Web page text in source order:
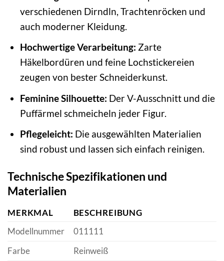
verschiedenen Dirndln, Trachtenröcken und
auch moderner Kleidung.
Hochwertige Verarbeitung: Zarte
Häkelbordüren und feine Lochstickereien
zeugen von bester Schneiderkunst.
Feminine Silhouette: Der V-Ausschnitt und die
Puffärmel schmeicheln jeder Figur.
Pflegeleicht: Die ausgewählten Materialien
sind robust und lassen sich einfach reinigen.
Technische Spezifikationen und
Materialien
MERKMAL
BESCHREIBUNG
Modellnummer
011111
Farbe
Reinweiß